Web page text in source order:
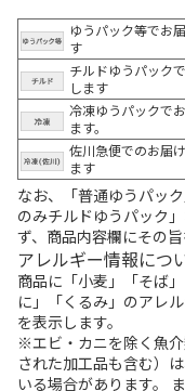
ゆうパック等でお
す
チルドゆうパック
します
冷凍ゆうパックで
ます。
佐川急便でのお届
ます
なお、「普通ゆうパッ
のみチルドゆうパック
ず、商品内容欄にその旨
アレルギー情報につ
商品に「小麦」「そば
に」「くるみ」のアレ
を表示します。
※エビ・カニを除く魚
された加工品も含む）
いる場合があります。